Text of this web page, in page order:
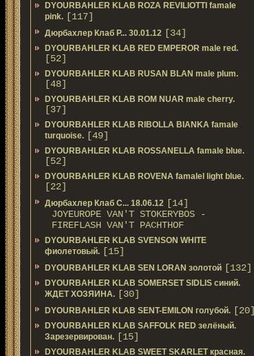
DYOURBAHLER KLAB ROZA REVILIOTTI famale
pink. [117]
Дюрбахлер Клаб Р... 30.01.12 [34]
DYOURBAHLER KLAB RED EMPEROR male red.
[52]
DYOURBAHLER KLAB RUSAN BLAN male plum.
[48]
DYOURBAHLER KLAB ROM NUAR male cherry.
[37]
DYOURBAHLER KLAB RIBOLLA BIANKA famale
turquoise. [49]
DYOURBAHLER KLAB ROSSANELLA famale blue.
[52]
DYOURBAHLER KLAB ROVENA famalel light blue.
[22]
Дюрбахлер Клаб C... 18.06.12 [14]
JOYEUROPE VAN'T STOKERYBOS -
FIREFLASH VAN'T PACHTHOF
DYOURBAHLER KLAB SVENSON WHITE
фиолетовый. [15]
DYOURBAHLER KLAB SEN LORAN золотой [132]
DYOURBAHLER KLAB SOMERSET SIDLIS синий.
ЖДЕТ ХОЗЯИНА. [30]
DYOURBAHLER KLAB SENT-EMILON голубой. [20]
DYOURBAHLER KLAB SAFFOLK RED зелёный.
Зарезервирован. [15]
DYOURBAHLER KLAB SWEET SKARLET красная.